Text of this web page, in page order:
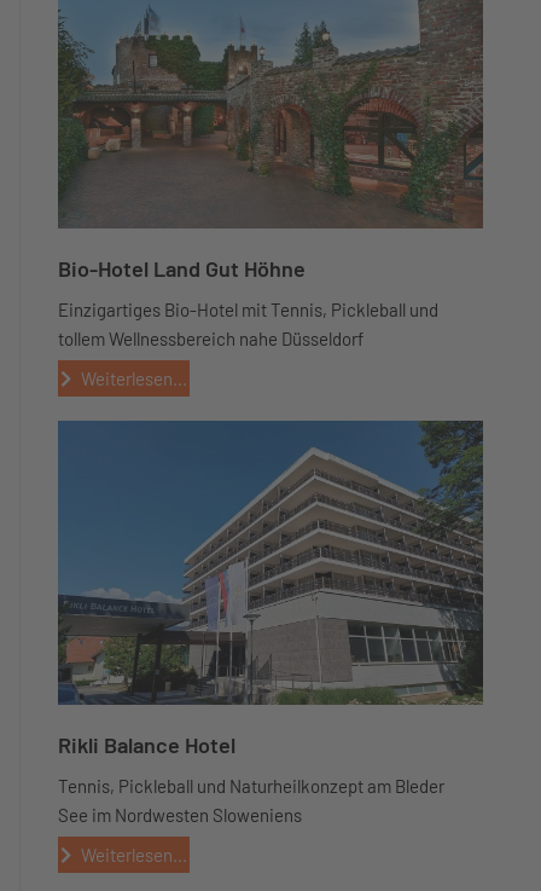
Bio-Hotel Land Gut Höhne
Einzigartiges Bio-Hotel mit Tennis, Pickleball und
tollem Wellnessbereich nahe Düsseldorf
Weiterlesen...
Rikli Balance Hotel
Tennis, Pickleball und Naturheilkonzept am Bleder
See im Nordwesten Sloweniens
Weiterlesen...